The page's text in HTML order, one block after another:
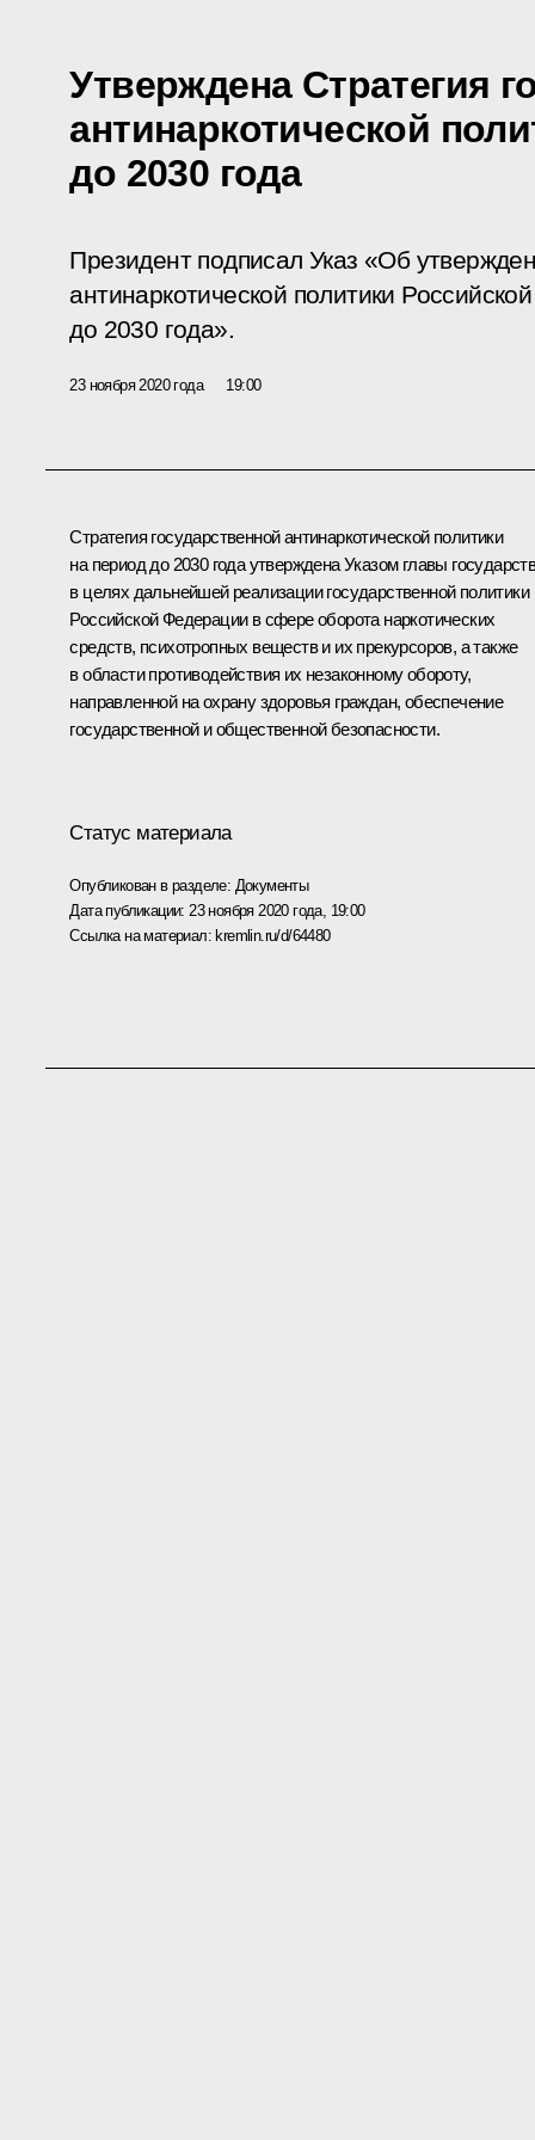
Утверждена Стратегия
антинаркотической
до 2030 года
Президент подписал Указ «Об
антинаркотической политики
до 2030 года».
23 ноября 2020 года 19:00
Стратегия государственной антинаркотической политики
на период до 2030 года утверждена Указом главы
в целях дальнейшей реализации государственной политики
Российской Федерации в сфере оборота наркотических
средств, психотропных веществ и их прекурсоров, а также
в области противодействия их незаконному обороту,
направленной на охрану здоровья граждан, обеспечение
государственной и общественной безопасности.
Статус материала
Опубликован в разделе: Документы
Дата публикации: 23 ноября 2020 года, 19:00
Ссылка на материал: kremlin.ru/d/64480